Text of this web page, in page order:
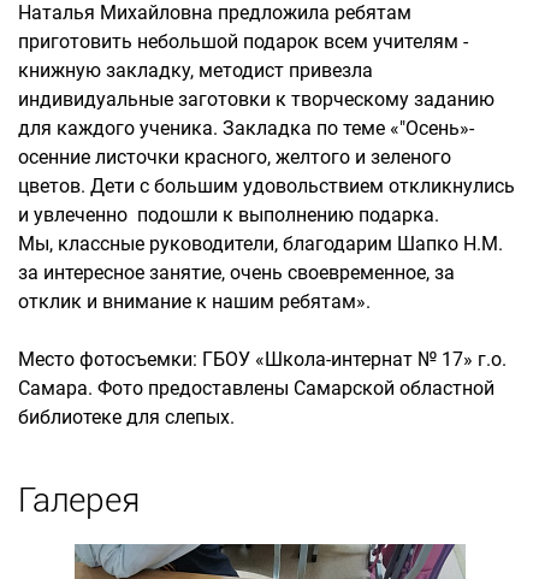
Наталья Михайловна предложила ребятам
приготовить небольшой подарок всем учителям -
книжную закладку, методист привезла
индивидуальные заготовки к творческому заданию
для каждого ученика. Закладка по теме «"Осень»-
осенние листочки красного, желтого и зеленого
цветов. Дети с большим удовольствием откликнулись
и увлеченно подошли к выполнению подарка.
Мы, классные руководители, благодарим Шапко Н.М.
за интересное занятие, очень своевременное, за
отклик и внимание к нашим ребятам».
Место фотосъемки: ГБОУ «Школа-интернат № 17» г.о.
Самара. Фото предоставлены Самарской областной
библиотеке для слепых.
Галерея